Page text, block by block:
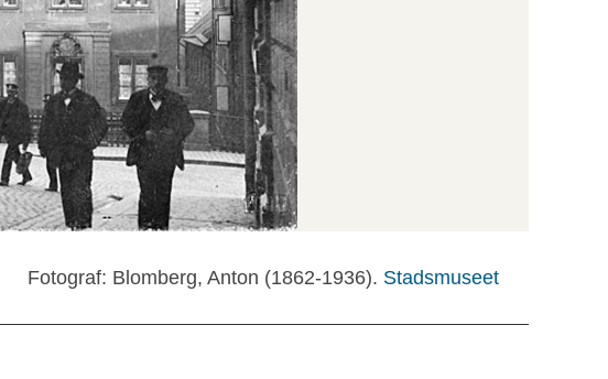
Fotograf: Blomberg, Anton (1862-1936). Stadsmuseet